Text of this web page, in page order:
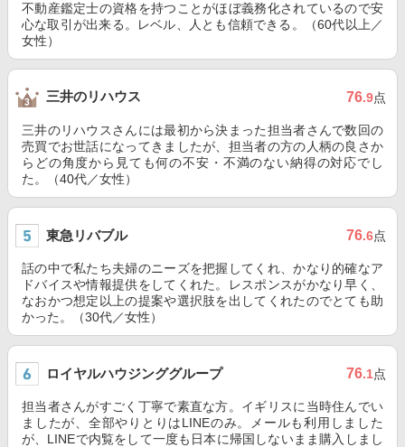
不動産鑑定士の資格を持つことがほぼ義務化されているので安
心な取引が出来る。レベル、人とも信頼できる。（60代以上／
女性）
三井のリハウス 76.9点
三井のリハウスさんには最初から決まった担当者さんで数回の
売買でお世話になってきましたが、担当者の方の人柄の良さか
らどの角度から見ても何の不安・不満のない納得の対応でし
た。（40代／女性）
東急リバブル 76.6点
話の中で私たち夫婦のニーズを把握してくれ、かなり的確なア
ドバイスや情報提供をしてくれた。レスポンスがかなり早く、
なおかつ想定以上の提案や選択肢を出してくれたのでとても助
かった。（30代／女性）
ロイヤルハウジンググループ 76.1点
担当者さんがすごく丁寧で素直な方。イギリスに当時住んでい
ましたが、全部やりとりはLINEのみ。メールも利用しました
が、LINEで内覧をして一度も日本に帰国しないまま購入しまし